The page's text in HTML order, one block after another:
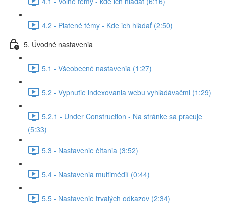
4.2 - Platené témy - Kde ich hľadať (2:50)
5. Úvodné nastavenia
5.1 - Všeobecné nastavenia (1:27)
5.2 - Vypnutie indexovania webu vyhľadávačmi (1:29)
5.2.1 - Under Construction - Na stránke sa pracuje
(5:33)
5.3 - Nastavenie čítania (3:52)
5.4 - Nastavenia multimédií (0:44)
5.5 - Nastavenie trvalých odkazov (2:34)